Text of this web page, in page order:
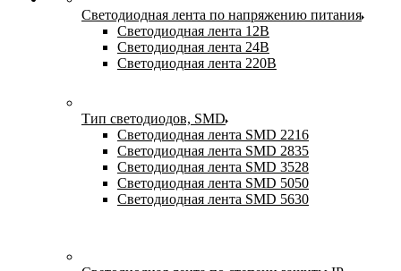
Светодиодная лента по напряжению питания
Светодиодная лента 12В
Светодиодная лента 24В
Светодиодная лента 220В
Тип светодиодов, SMD
Cветодиодная лента SMD 2216
Светодиодная лента SMD 2835
Светодиодная лента SMD 3528
Светодиодная лента SMD 5050
Светодиодная лента SMD 5630